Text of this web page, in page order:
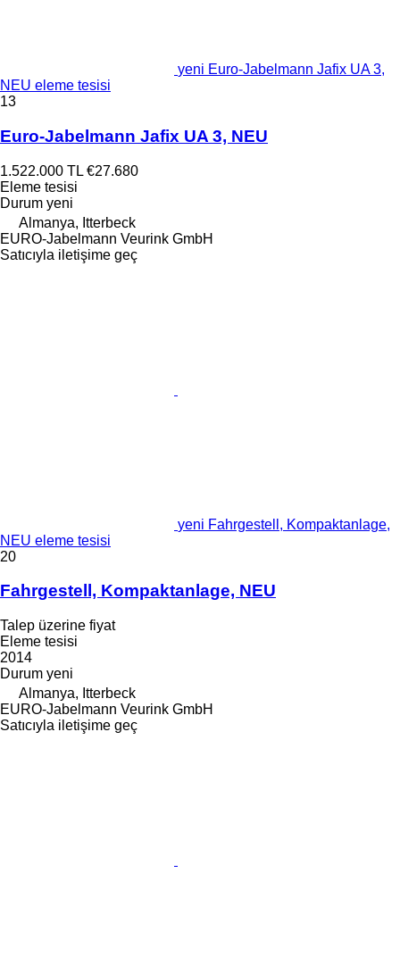
yeni Euro-Jabelmann Jafix UA 3,
NEU eleme tesisi
13
Euro-Jabelmann Jafix UA 3, NEU
1.522.000 TL €27.680
Eleme tesisi
Durum yeni
Almanya, Itterbeck
EURO-Jabelmann Veurink GmbH
Satıcıyla iletişime geç
yeni Fahrgestell, Kompaktanlage,
NEU eleme tesisi
20
Fahrgestell, Kompaktanlage, NEU
Talep üzerine fiyat
Eleme tesisi
2014
Durum yeni
Almanya, Itterbeck
EURO-Jabelmann Veurink GmbH
Satıcıyla iletişime geç